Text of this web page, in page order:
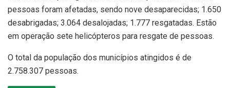
pessoas foram afetadas, sendo nove desaparecidas; 1.650
desabrigadas; 3.064 desalojadas; 1.777 resgatadas. Estão
em operação sete helicópteros para resgate de pessoas.
O total da população dos municípios atingidos é de
2.758.307 pessoas.